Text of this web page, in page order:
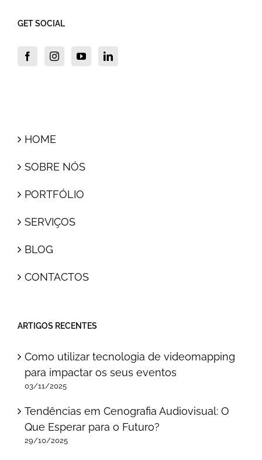
GET SOCIAL
HOME
SOBRE NÓS
PORTFÓLIO
SERVIÇOS
BLOG
CONTACTOS
ARTIGOS RECENTES
Como utilizar tecnologia de videomapping
para impactar os seus eventos
03/11/2025
Tendências em Cenografia Audiovisual: O
Que Esperar para o Futuro?
29/10/2025